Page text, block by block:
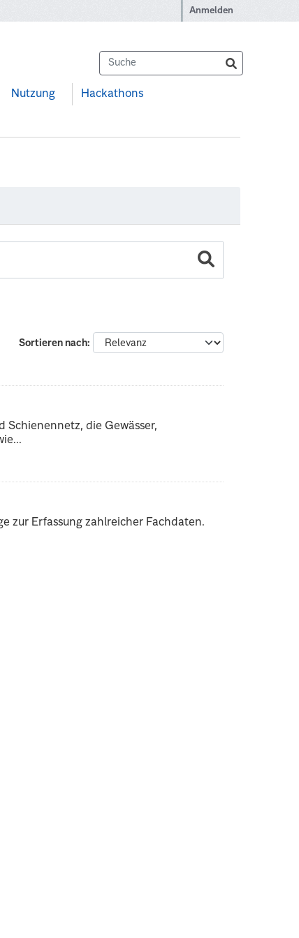
Anmelden
Nutzung Hackathons
Sortieren nach
die Gewässer,
zur Erfassung zahlreicher Fachdaten.